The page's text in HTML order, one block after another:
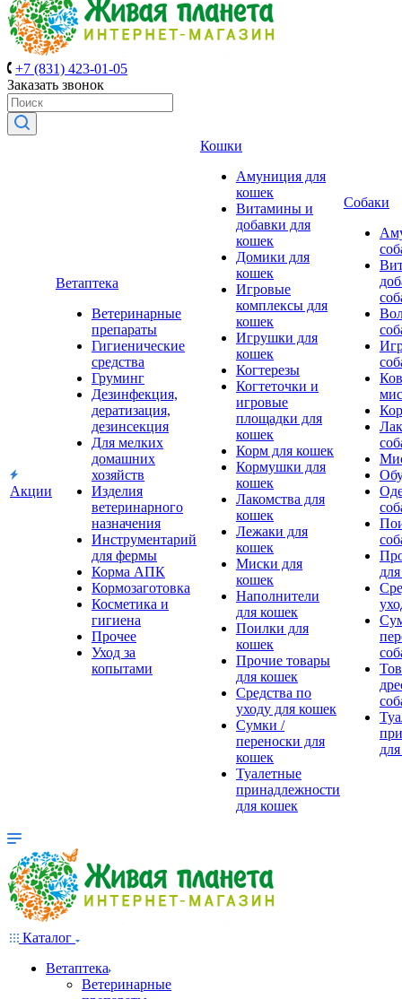
+7 (831) 423-01-05
Заказать звонок
Акции
Ветаптека
Ветеринарные
препараты
Гигиенические
средства
Груминг
Дезинфекция,
дератизация,
дезинсекция
Для мелких
домашних
хозяйств
Изделия
ветеринарного
назначения
Инструментарий
для фермы
Корма АПК
Кормозаготовка
Косметика и
гигиена
Прочее
Уход за
копытами
Кошки
Амуниция для
кошек
Витамины и
добавки для
кошек
Домики для
кошек
Игровые
комплексы для
кошек
Игрушки для
кошек
Когтерезы
Когтеточки и
игровые
площадки для
кошек
Корм для кошек
Кормушки для
кошек
Лакомства для
кошек
Лежаки для
кошек
Миски для
кошек
Наполнители
для кошек
Поилки для
кошек
Прочие товары
для кошек
Средства по
уходу для кошек
Сумки /
переноски для
кошек
Туалетные
принадлежности
для кошек
Собаки
Каталог
Ветаптека
Ветеринарные